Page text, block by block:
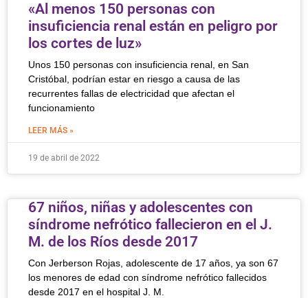
«Al menos 150 personas con
insuficiencia renal están en peligro por
los cortes de luz»
Unos 150 personas con insuficiencia renal, en San
Cristóbal, podrían estar en riesgo a causa de las
recurrentes fallas de electricidad que afectan el
funcionamiento
LEER MÁS »
19 de abril de 2022
67 niños, niñas y adolescentes con
síndrome nefrótico fallecieron en el J.
M. de los Ríos desde 2017
Con Jerberson Rojas, adolescente de 17 años, ya son 67
los menores de edad con síndrome nefrótico fallecidos
desde 2017 en el hospital J. M.